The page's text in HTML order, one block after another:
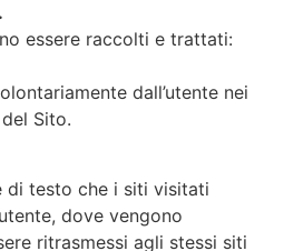
essere raccolti e trattati:
dall’utente nei
Sito.
di testo che i siti visitati
dove vengono
ritrasmessi agli stessi siti